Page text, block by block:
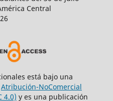
Central
está bajo una
Atribución-NoComercial
4.0) y es una publicación